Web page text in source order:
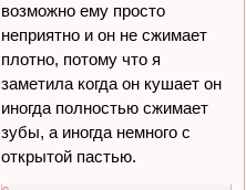
возможно ему просто
неприятно и он не сжимает
плотно, потому что я
заметила когда он кушает он
иногда полностью сжимает
зубы, а иногда немного с
открытой пастью.